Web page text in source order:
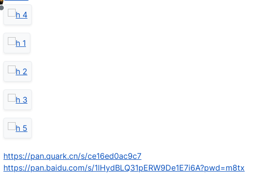
离线
https://pan.quark.cn/s/ce16ed0ac9c7
https://pan.baidu.com/s/1lHydBLQ31pERW9De1E7i6A?pwd=m8tx